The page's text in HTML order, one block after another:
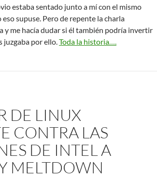
estaba sentado junto a mí con el mismo
supuse. Pero de repente la charla
y me hacía dudar si él también podría invertir
juzgaba por ello.Toda la historia….
DE LINUX
CONTRA LAS
DE INTEL A
MELTDOWN